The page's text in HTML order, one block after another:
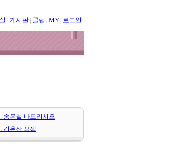
게시판 클럽 MY 로그인
송은철 바드리시오
김운삼 요셉